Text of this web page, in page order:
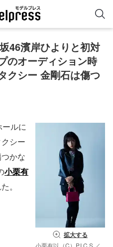
46濱岸ひよりと初対
のオーディション時
クシー 金剛石は傷つ
拡大する
小栗有以（C）P.I.C.S.／
ルに
シー
かな
小栗有
。